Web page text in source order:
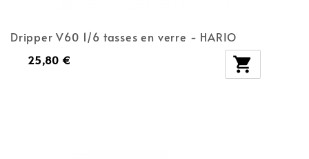
Dripper V60 1/6 tasses en verre - HARIO
25,80 € 